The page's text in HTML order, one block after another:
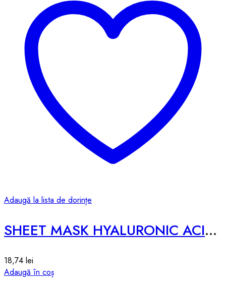
Adaugă la lista de dorințe
SHEET MASK HYALURONIC ACID – 25ml
18,74 lei
Adaugă în coș